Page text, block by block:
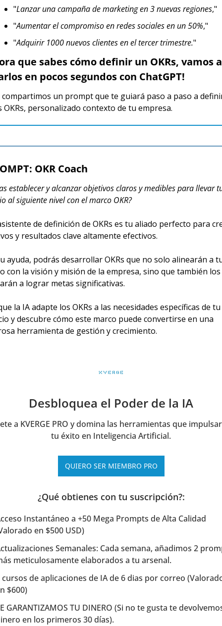
"Lanzar una campaña de marketing en 3 nuevas regiones,"
"Aumentar el compromiso en redes sociales en un 50%,"
"Adquirir 1000 nuevos clientes en el tercer trimestre."
que sabes cómo definir un OKRs, vamos a
en pocos segundos con ChatGPT!
compartimos un prompt que te guiará paso a paso a
OKRs, personalizado contexto de tu empresa.
OKR Coach
establecer y alcanzar objetivos claros y medibles para llevar
al siguiente nivel con el marco OKR?
de definición de OKRs es tu aliado perfecto para
y resultados clave altamente efectivos.
ayuda, podrás desarrollar OKRs que no solo alinearán a
con la visión y misión de la empresa, sino que también los
a lograr metas significativas.
la IA adapte los OKRs a las necesidades específicas de tu
y descubre cómo este marco puede convertirse en una
herramienta de gestión y crecimiento.
Desbloquea el Poder de la IA
a KVERGE PRO y domina las herramientas que
tu éxito en Inteligencia Artificial.
QUIERO SER MIEMBRO PRO
¿Qué obtienes con tu suscripción?:
Instantáneo a +50 Mega Prompts de Alta Calidad
en $500 USD)
Semanales: Cada semana, añadimos 2
meticulosamente elaborados a tu arsenal.
cursos de aplicaciones de IA de 6 dias por correo
$600)
GARANTIZAMOS TU DINERO (Si no te gusta te
en los primeros 30 días).